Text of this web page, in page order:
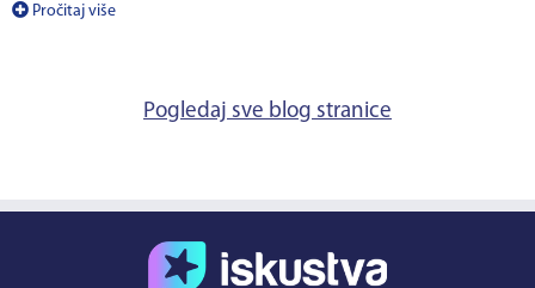
Pročitaj više
Pogledaj sve blog stranice